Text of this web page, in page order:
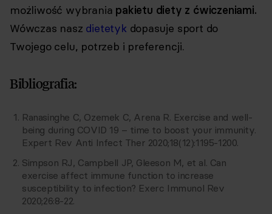
o.o.)
Przyjmuję do wiadomości, że
przysługuje mi prawo do wycofania
powyższej zgody w każdym czasie.
osobowe. Zapoznaj się z naszą
możliwość wybrania pakietu diety z ćwiczeniami.
Wówczas nasz dietetyk dopasuje sport do
Twojego celu, potrzeb i preferencji.
Bibliografia:
Ranasinghe C, Ozemek C, Arena R. Exercise and well-
being during COVID 19 – time to boost your immunity.
Expert Rev Anti Infect Ther 2020;18(12):1195-1200.
Simpson RJ, Campbell JP, Gleeson M, et al. Can
exercise affect immune function to increase
susceptibility to infection? Exerc Immunol Rev
2020;26:8-22.